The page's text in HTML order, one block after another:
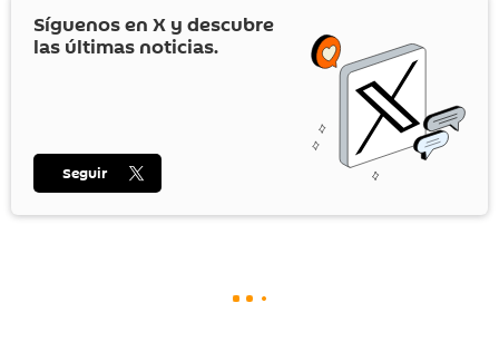
Síguenos en X y descubre
las últimas noticias.
Seguir